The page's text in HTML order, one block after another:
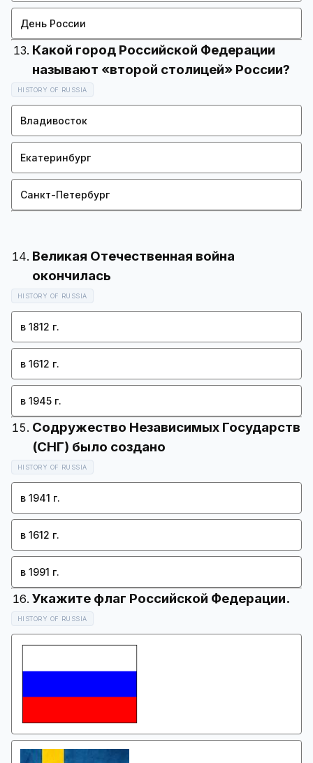
День России
Какой город Российской Федерации
HISTORY OF RUSSIA
Владивосток
Екатеринбург
Санкт-Петербург
Великая Отечественная война
HISTORY OF RUSSIA
в 1812 г.
в 1612 г.
в 1945 г.
Содружество Независимых Государств
HISTORY OF RUSSIA
в 1941 г.
в 1612 г.
в 1991 г.
HISTORY OF RUSSIA